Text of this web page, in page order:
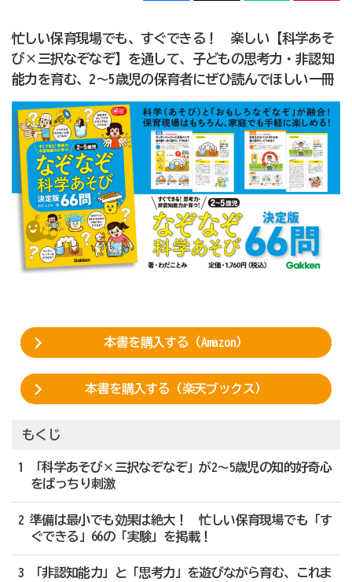
忙しい保育現場でも、すぐできる！ 楽しい【科学あそ
び×三択なぞなぞ】を通して、子どもの思考力・非認知
能力を育む、2〜5歳児の保育者にぜひ読んでほしい一冊
本書を購入する（Amazon）
本書を購入する（楽天ブックス）
もくじ
1 「科学あそび×三択なぞなぞ」が2〜5歳児の知的好奇心
をばっちり刺激
2 準備は最小でも効果は絶大！ 忙しい保育現場でも「す
ぐできる」66の「実験」を掲載！
3 「非認知能力」と「思考力」を遊びながら育む、これま